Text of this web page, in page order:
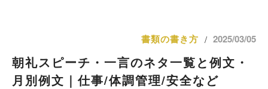
書類の書き方 / 2025/03/05
朝礼スピーチ・一言のネタ一覧と例文・
月別例文｜仕事/体調管理/安全など